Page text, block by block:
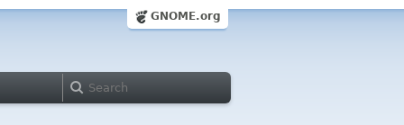
GNOME.org